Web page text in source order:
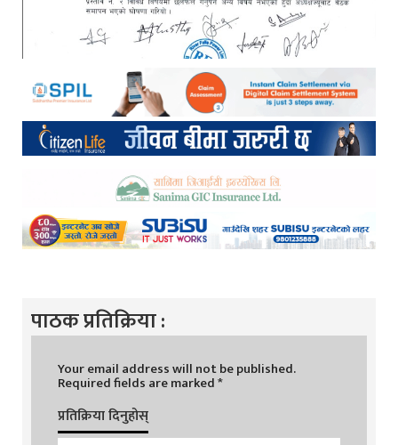
पाठक प्रतिक्रिया :
Your email address will not be published.
Required fields are marked*
प्रतिक्रिया दिनुहोस्